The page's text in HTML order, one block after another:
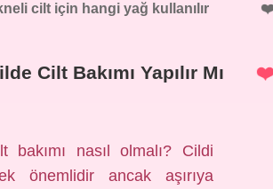
cilt için hangi yağ kullanılır
Cilt Bakımı Yapılır Mı
bakımı nasıl olmalı? Cildi
önemlidir ancak aşırıya